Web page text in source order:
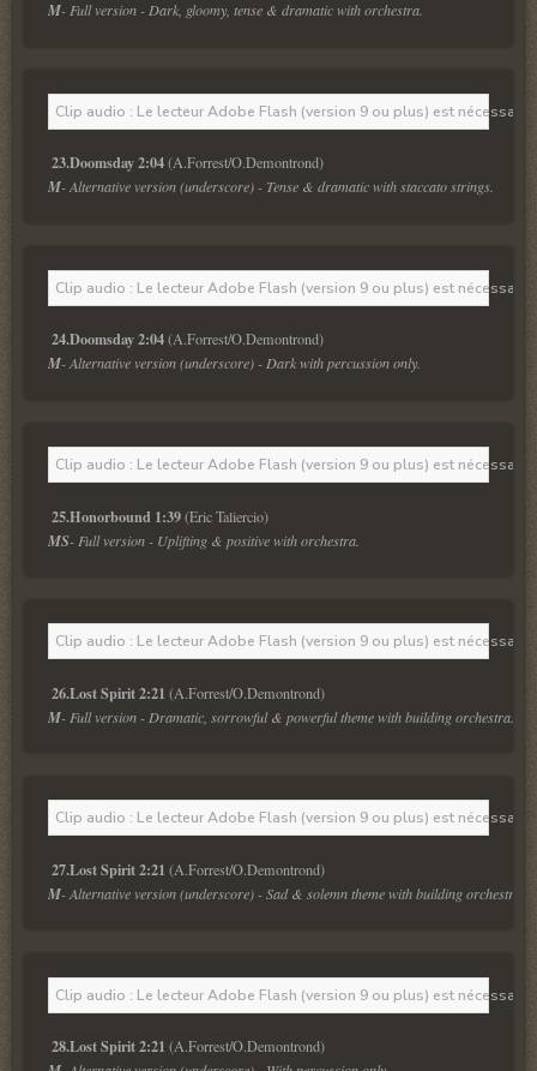
M- Full version - Dark, gloomy, tense & dramatic with orchestra.
Clip audio : Le lecteur Adobe Flash (version 9 ou plus) est
23.Doomsday 2:04 (A.Forrest/O.Demontrond)
M- Alternative version (underscore) - Tense & dramatic with staccato strings.
Clip audio : Le lecteur Adobe Flash (version 9 ou plus) est
24.Doomsday 2:04 (A.Forrest/O.Demontrond)
M- Alternative version (underscore) - Dark with percussion only.
Clip audio : Le lecteur Adobe Flash (version 9 ou plus) est
25.Honorbound 1:39 (Eric Taliercio)
MS- Full version - Uplifting & positive with orchestra.
Clip audio : Le lecteur Adobe Flash (version 9 ou plus) est
26.Lost Spirit 2:21 (A.Forrest/O.Demontrond)
M- Full version - Dramatic, sorrowful & powerful theme with building orchestra.
Clip audio : Le lecteur Adobe Flash (version 9 ou plus) est
27.Lost Spirit 2:21 (A.Forrest/O.Demontrond)
M- Alternative version (underscore) - Sad & solemn theme with building orchestra.
Clip audio : Le lecteur Adobe Flash (version 9 ou plus) est
28.Lost Spirit 2:21 (A.Forrest/O.Demontrond)